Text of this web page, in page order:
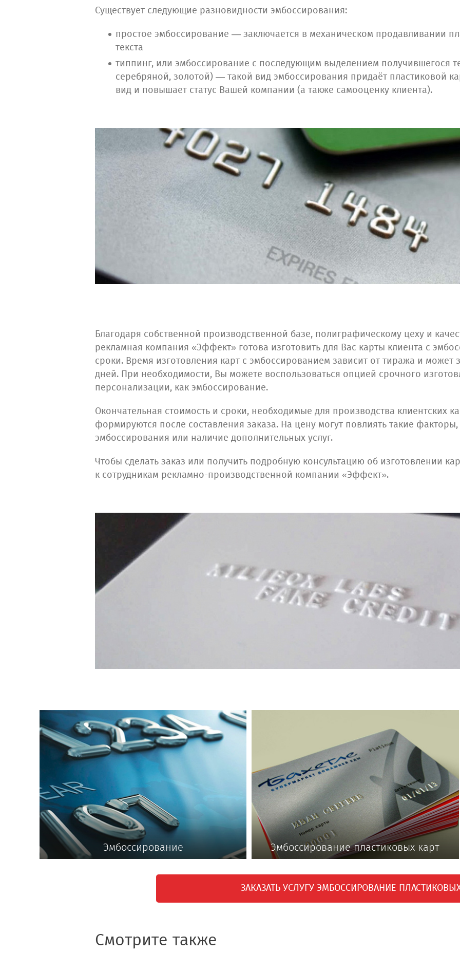
Существует следующие разновидности эмбоссирования:
простое эмбоссирование — заключается в механическом продавливании
текста
типпинг, или эмбоссирование с последующим выделением получившегося
серебряной, золотой) — такой вид эмбоссирования придаёт пластиковой
вид и повышает статус Вашей компании (а также самооценку клиента).
Благодаря собственной производственной базе, полиграфическому цеху и
рекламная компания «Эффект» готова изготовить для Вас карты клиента с
сроки. Время изготовления карт с эмбоссированием зависит от тиража и может
дней. При необходимости, Вы можете воспользоваться опцией срочного
персонализации, как эмбоссирование.
Окончательная стоимость и сроки, необходимые для производства клиентских
формируются после составления заказа. На цену могут повлиять такие
эмбоссирования или наличие дополнительных услуг.
Чтобы сделать заказ или получить подробную консультацию об изготовлении
к сотрудникам рекламно-производственной компании «Эффект».
Эмбоссирование Эмбоссирование пластиковых карт
ЗАКАЗАТЬ УСЛУГУ ЭМБОССИРОВАНИЕ
Смотрите также